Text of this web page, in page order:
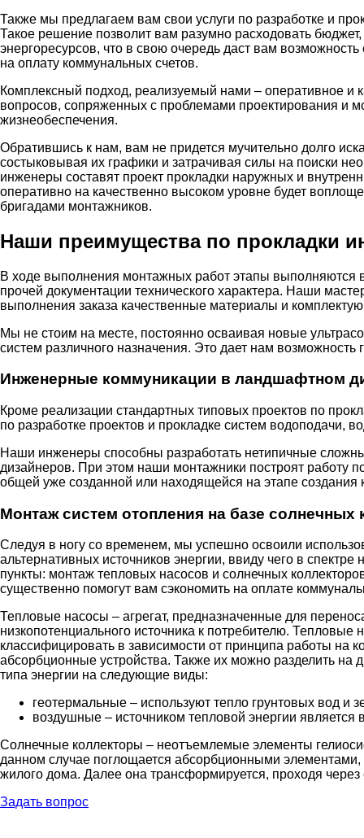
Также мы предлагаем вам свои услуги по разработке и
Такое решение позволит вам разумно расходовать
энергоресурсов, что в свою очередь даст вам
на оплату коммунальных счетов.
Комплексный подход, реализуемый нами – оперативное и
вопросов, сопряженных с проблемами проектирования и
жизнеобеспечения.
Обратившись к нам, вам не придется мучительно долго
состыковывая их графики и затрачивая силы на поиски
инженеры составят проект прокладки наружных и
оперативно на качественно высоком уровне будет
бригадами монтажников.
Наши преимущества по прокладки
В ходе выполнения монтажных работ этапы выполняются
прочей документации технического характера. Наши
выполнения заказа качественные материалы и
Мы не стоим на месте, постоянно осваивая новые
систем различного назначения. Это дает нам возможность
Инженерные коммуникации в ландшафтном
Кроме реализации стандартных типовых проектов по
по разработке проектов и прокладке систем водоподачи,
Наши инженеры способны разработать нетипичные
дизайнеров. При этом наши монтажники построят работу
общей уже созданной или находящейся на этапе создания
Монтаж систем отопления на базе
Следуя в ногу со временем, мы успешно освоили
альтернативных источников энергии, ввиду чего в
пункты: монтаж тепловых насосов и солнечных
существенно помогут вам сэкономить на оплате
Тепловые насосы – агрегат, предназначенные для
низкопотенциального источника к потребителю. Тепловые
классифицировать в зависимости от принципа работы на
абсорбционные устройства. Также их можно разделить на
типа энергии на следующие виды:
геотермальные – используют тепло грунтовых вод и
воздушные – источником тепловой энергии является
Солнечные коллекторы – неотъемлемые элементы
данном случае поглощается абсорбционными
жилого дома. Далее она трансформируется, проходя
Задать вопрос